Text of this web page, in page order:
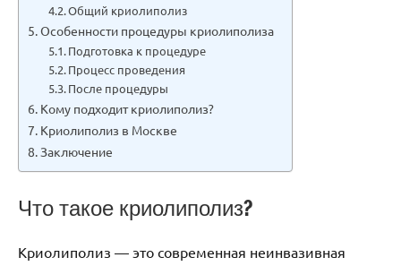
Общий криолиполиз
Особенности процедуры криолиполиза
Подготовка к процедуре
Процесс проведения
После процедуры
Кому подходит криолиполиз?
Криолиполиз в Москве
Заключение
Что такое криолиполиз?
Криолиполиз — это современная неинвазивная